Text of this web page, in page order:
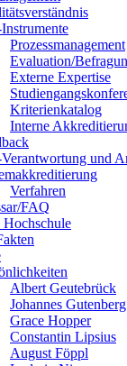
Prozessmanagement
Evaluation/
Externe Expertise
Kriterienkatalog
Interne
und
Verfahren
FAQ
Albert Geutebrück
Johannes Gutenberg
Grace Hopper
Constantin Lipsius
August Föppl